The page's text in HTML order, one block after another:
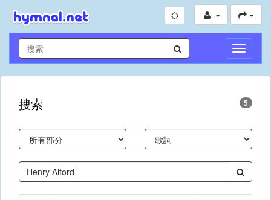
切
換
導
搜索 5